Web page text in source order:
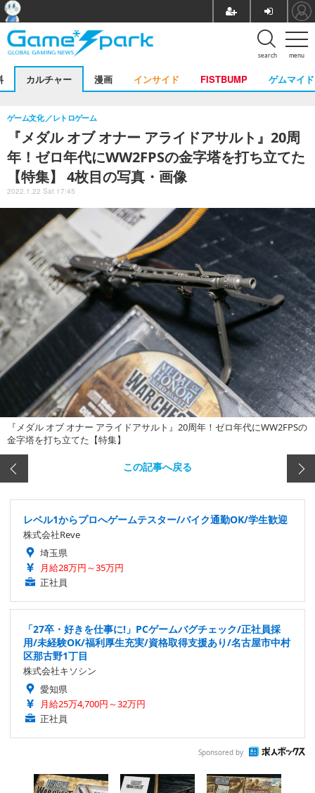
menu
search
カルチャー 漫画 インサイド FISTBUMP ゲムマイド
『メダル オブ オナー アライドアサルト』20周
年！ゼロ年代にWW2FPSの金字塔を打ち立てた
【特集】 4枚目の写真・画像
ゲーム文化 レトロゲーム
2022.1.22 Sat 17:45
『メダル オブ オナー アライドアサルト』20周年！ゼロ年代にWW2FPSの
金字塔を打ち立てた【特集】
この記事へ戻る
レベル1からプロへゲームテスター/バイク通勤OK/学生歓迎
株式会社Reve
埼玉県
月給28万円～35万円
正社員
「27卒・好きを仕事に!」PCゲームバグチェック/正社員採
用/未経験OK/福利厚生充実/資格取得支援あり/名古屋市中村
区那古野1丁目
株式会社キソシン
愛知県
月給25万4,700円～32万円
正社員
Sponsored by